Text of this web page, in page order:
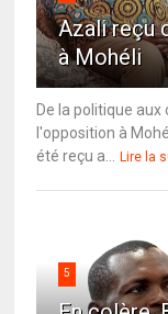
Azali reçu
à Mohéli
De la politique
l'opposition à
été reçu a...
Lire la
5